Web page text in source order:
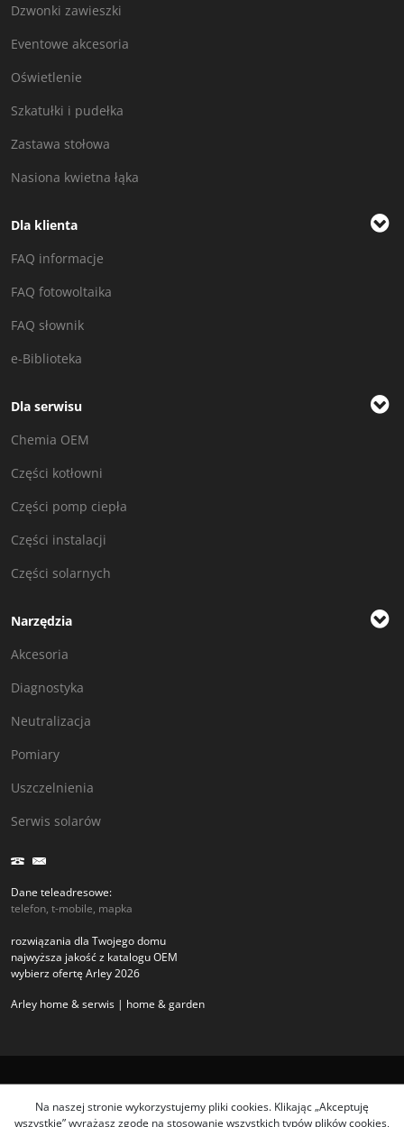
Dzwonki zawieszki
Eventowe akcesoria
Oświetlenie
Szkatułki i pudełka
Zastawa stołowa
Nasiona kwietna łąka
Dla klienta
FAQ informacje
FAQ fotowoltaika
FAQ słownik
e-Biblioteka
Dla serwisu
Chemia OEM
Części kotłowni
Części pomp ciepła
Części instalacji
Części solarnych
Narzędzia
Akcesoria
Diagnostyka
Neutralizacja
Pomiary
Uszczelnienia
Serwis solarów
Dane teleadresowe:
telefon, t-mobile, mapka
rozwiązania dla Twojego domu
najwyższa jakość z katalogu OEM
wybierz ofertę Arley 2026
Arley home & serwis | home & garden
Na naszej stronie wykorzystujemy pliki cookies. Klikając „Akceptuję
wszystkie” wyrażasz zgodę na stosowanie wszystkich typów plików cookies,